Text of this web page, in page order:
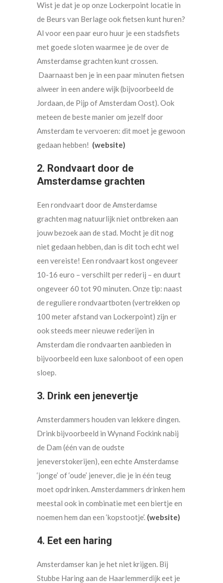
Wist je dat je op onze Lockerpoint locatie in
de Beurs van Berlage ook fietsen kunt huren?
Al voor een paar euro huur je een stadsfiets
met goede sloten waarmee je de over de
Amsterdamse grachten kunt crossen.
Daarnaast ben je in een paar minuten fietsen
alweer in een andere wijk (bijvoorbeeld de
Jordaan, de Pijp of Amsterdam Oost). Ook
meteen de beste manier om jezelf door
Amsterdam te vervoeren: dit moet je gewoon
gedaan hebben! (website)
2. Rondvaart door de
Amsterdamse grachten
Een rondvaart door de Amsterdamse
grachten mag natuurlijk niet ontbreken aan
jouw bezoek aan de stad. Mocht je dit nog
niet gedaan hebben, dan is dit toch echt wel
een vereiste! Een rondvaart kost ongeveer
10-16 euro – verschilt per rederij – en duurt
ongeveer 60 tot 90 minuten. Onze tip: naast
de reguliere rondvaartboten (vertrekken op
100 meter afstand van Lockerpoint) zijn er
ook steeds meer nieuwe rederijen in
Amsterdam die rondvaarten aanbieden in
bijvoorbeeld een luxe salonboot of een open
sloep.
3. Drink een jenevertje
Amsterdammers houden van lekkere dingen.
Drink bijvoorbeeld in Wynand Fockink nabij
de Dam (één van de oudste
jeneverstokerijen), een echte Amsterdamse
‘jonge’ of ‘oude’ jenever, die je in één teug
moet opdrinken. Amsterdammers drinken hem
meestal ook in combinatie met een biertje en
noemen hem dan een ‘kopstootje’. (website)
4. Eet een haring
Amsterdamser kan je het niet krijgen. Bij
Stubbe Haring aan de Haarlemmerdijk eet je